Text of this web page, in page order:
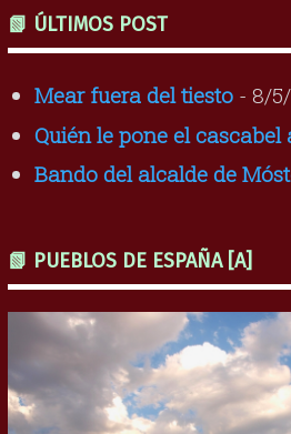
📗 ÚLTIMOS POST
Mear fuera del tiesto- 8/
Quién le pone el cascabel
Bando del alcalde de
📗 PUEBLOS DE ESPAÑA [A]